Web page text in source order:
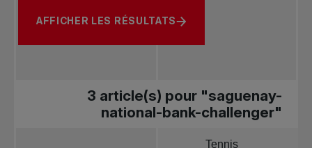
AFFICHER LES RÉSULTATS
3 article(s) pour "saguenay-
national-bank-challenger"
Tennis